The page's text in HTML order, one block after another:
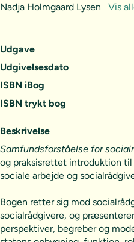
Udgave
Udgivelsesdato
ISBN iBog
ISBN trykt bog
Nadja Holmgaard Lysen Vis
Beskrivelse
Samfundsforståelse for
og praksisrettet introduktion
sociale arbejde og
Bogen retter sig mod
socialrådgivere, og
perspektiver, begreber og